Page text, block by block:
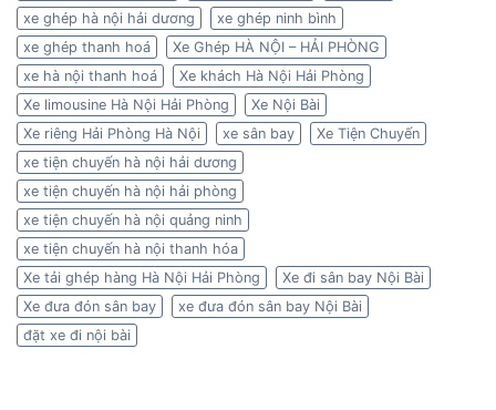
xe ghép hà nội hải dương
xe ghép ninh bình
xe ghép thanh hoá
Xe Ghép HÀ NỘI – HẢI PHÒNG
xe hà nội thanh hoá
Xe khách Hà Nội Hải Phòng
Xe limousine Hà Nội Hải Phòng
Xe Nội Bài
Xe riêng Hải Phòng Hà Nội
xe sân bay
Xe Tiện Chuyến
xe tiện chuyến hà nội hải dương
xe tiện chuyến hà nội hải phòng
xe tiện chuyến hà nội quảng ninh
xe tiện chuyến hà nội thanh hóa
Xe tải ghép hàng Hà Nội Hải Phòng
Xe đi sân bay Nội Bài
Xe đưa đón sân bay
xe đưa đón sân bay Nội Bài
đặt xe đi nội bài